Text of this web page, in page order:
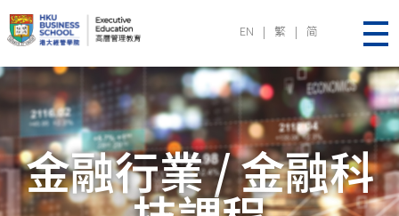
EN | 繁 | 简
金融行業 / 金融科